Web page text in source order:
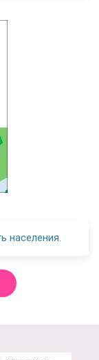
населения.